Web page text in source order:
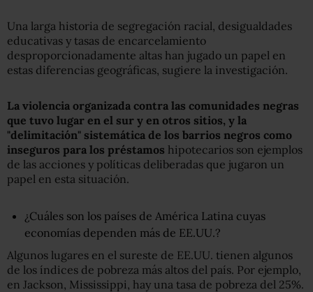
Una larga historia de segregación racial, desigualdades
educativas y tasas de encarcelamiento
desproporcionadamente altas han jugado un papel en
estas diferencias geográficas, sugiere la investigación.
La violencia organizada contra las comunidades negras
que tuvo lugar en el sur y en otros sitios, y la
"delimitación" sistemática de los barrios negros como
inseguros para los préstamos hipotecarios son ejemplos
de las acciones y políticas deliberadas que jugaron un
papel en esta situación.
¿Cuáles son los países de América Latina cuyas
economías dependen más de EE.UU.?
Algunos lugares en el sureste de EE.UU. tienen algunos
de los índices de pobreza más altos del país. Por ejemplo,
en Jackson, Mississippi, hay una tasa de pobreza del 25%.